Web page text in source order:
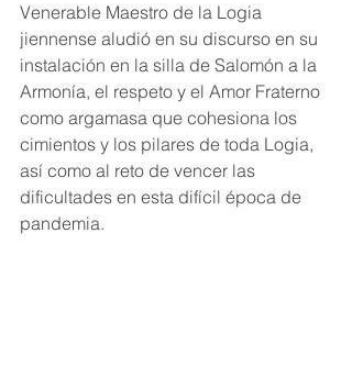
Venerable Maestro de la Logia
jiennense aludió en su discurso en su
instalación en la silla de Salomón a la
Armonía, el respeto y el Amor Fraterno
como argamasa que cohesiona los
cimientos y los pilares de toda Logia,
así como al reto de vencer las
dificultades en esta difícil época de
pandemia.